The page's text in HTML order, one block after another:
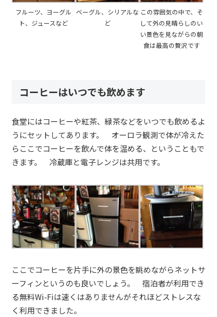
フルーツ、ヨーグル
ト、ジュースなど
ベーグル、シリアルな
ど
この雰囲気の中で、そ
して外の見晴らしのい
い景色を見ながらの朝
食は最高の贅沢です
コーヒーはいつでも飲めます
食堂にはコーヒーや紅茶、緑茶などをいつでも飲めるよ
うにセットしてあります。 オーロラ観測で体が冷えた
らここでコーヒーを飲んで体を温める、ということもで
きます。 冷蔵庫と電子レンジは共用です。
ここでコーヒーを片手に外の景色を眺めながらネットサ
ーフィンというのも良いでしょう。 宿泊者が利用でき
る無料Wi-Fiは速くはありませんがそれほどストレスな
く利用できました。